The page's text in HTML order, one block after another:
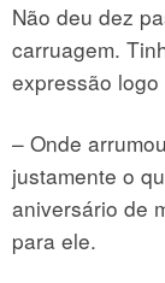
Não deu dez
carruagem.
expressão
– Onde
justamente o
aniversário de
para ele.